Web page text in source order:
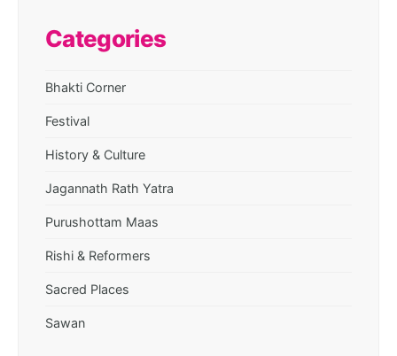
Categories
Bhakti Corner
Festival
History & Culture
Jagannath Rath Yatra
Purushottam Maas
Rishi & Reformers
Sacred Places
Sawan